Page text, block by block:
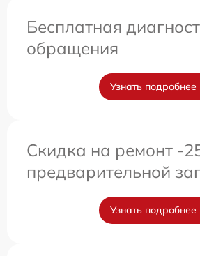
Бесплатная
обращения
Узнать подробнее
Скидка на ремонт -
предварительной
Узнать подробнее